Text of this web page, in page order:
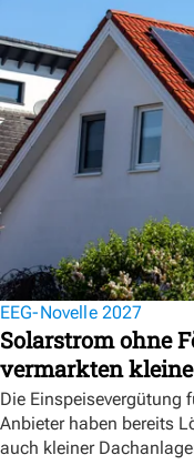
EEG-Novelle 2027
Solarstrom ohne
vermarkten
Die Einspeisevergütung
Anbieter haben bereits
auch kleiner